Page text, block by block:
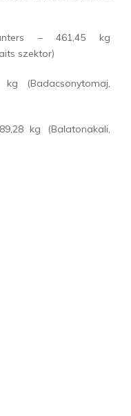
– 461,45 kg
szektor)
kg (Badacsonytomaj,
kg (Balatonakali,